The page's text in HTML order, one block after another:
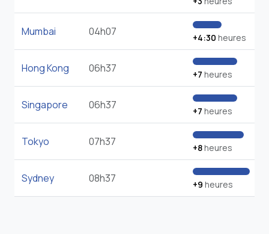
Mumbai 04h07 +4:30 heures
Hong Kong 06h37 +7 heures
Singapore 06h37 +7 heures
Tokyo 07h37 +8heures
Sydney 08h37 +9 heures